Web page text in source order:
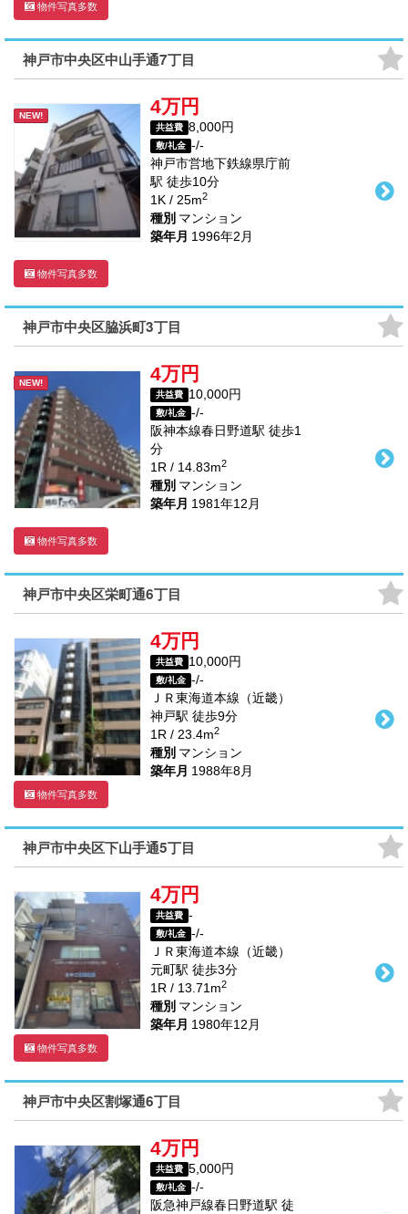
物件写真多数
神戸市中央区中山手通7丁目
NEW!
物件写真多数
4万円
共益費 8,000円
敷/礼金 -/-
神戸市営地下鉄線県庁前
駅 徒歩10分
1K / 25m2
種別 マンション
築年月 1996年2月
神戸市中央区脇浜町3丁目
NEW!
物件写真多数
4万円
共益費 10,000円
敷/礼金 -/-
阪神本線春日野道駅 徒歩1
分
1R / 14.83m2
種別 マンション
築年月 1981年12月
神戸市中央区栄町通6丁目
物件写真多数
4万円
共益費 10,000円
敷/礼金 -/-
ＪＲ東海道本線（近畿）
神戸駅 徒歩9分
1R / 23.4m2
種別 マンション
築年月 1988年8月
神戸市中央区下山手通5丁目
物件写真多数
4万円
共益費 -
敷/礼金 -/-
ＪＲ東海道本線（近畿）
元町駅 徒歩3分
1R / 13.71m2
種別 マンション
築年月 1980年12月
神戸市中央区割塚通6丁目
4万円
共益費 5,000円
敷/礼金 -/-
阪急神戸線春日野道駅 徒